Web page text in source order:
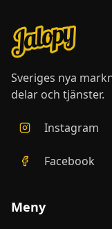
Sveriges nya
delar och tjänster.
Instagram
Facebook
Meny